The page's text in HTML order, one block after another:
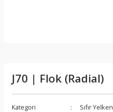
J70 | Flok (Radial)
Kategori Sıfır Yelken